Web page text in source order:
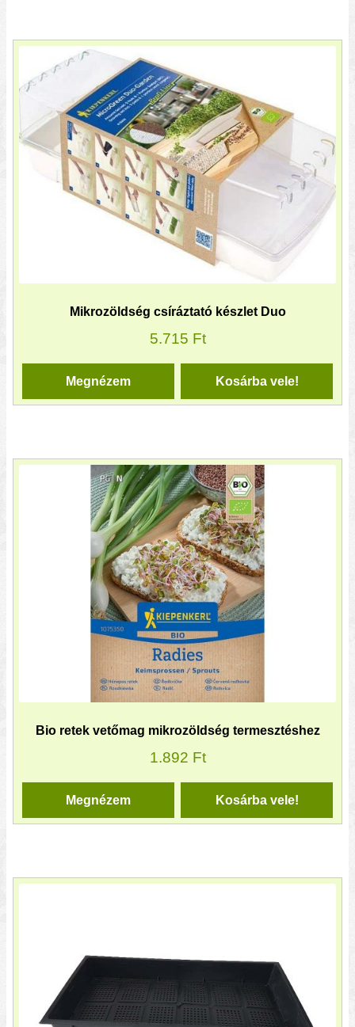
Mikrozöldség csíráztató készlet Duo
5.715 Ft
Kosárba vele!
Megnézem
Bio retek vetőmag mikrozöldség termesztéshez
1.892 Ft
Kosárba vele!
Megnézem